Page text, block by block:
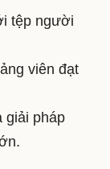
tệp người
viên đạt
giải pháp